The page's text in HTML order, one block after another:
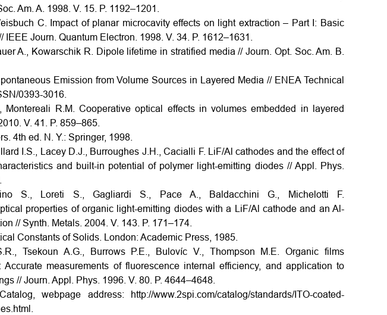
Am. A. 1998. V. 15. P. 1192–1201.
C. Impact of planar microcavity effects on light extraction – Part I: Basic
Journ. Quantum Electron. 1998. V. 34. P. 1612–1631.
A., Kowarschik R. Dipole lifetime in stratified media // Journ. Opt. Soc. Am. B.
Emission from Volume Sources in Layered Media // ENEA Technical
0393-3016.
Montereali R.M. Cooperative optical effects in volumes embedded in layered
V. 41. P. 859–865.
4th ed. N. Y.: Springer, 1998.
I.S., Lacey D.J., Burroughes J.H., Cacialli F. LiF/Al cathodes and the effect of
and built-in potential of polymer light-emitting diodes // Appl. Phys.
S., Loreti S., Gagliardi S., Pace A., Baldacchini G., Michelotti F.
properties of organic light-emitting diodes with a LiF/Al cathode and an Al-
// Synth. Metals. 2004. V. 143. P. 171–174.
Constants of Solids. London: Academic Press, 1985.
Tsekoun A.G., Burrows P.E., Bulovíc V., Thompson M.E. Organic films
measurements of fluorescence internal efficiency, and application to
// Journ. Appl. Phys. 1996. V. 80. P. 4644–4648.
webpage address: http://www.2spi.com/catalog/standards/ITO-coated-